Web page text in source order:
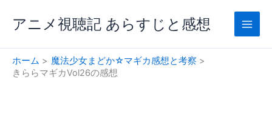
ス
アニメ視聴記 あらすじと感想
ホーム
魔法少女まどか☆マギカ感想と考察
きららマギカVol26の感想